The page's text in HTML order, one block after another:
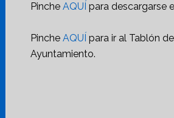
Pinche AQUÍ para descargarse
Pinche AQUÍ para ir al Tablón
Ayuntamiento.